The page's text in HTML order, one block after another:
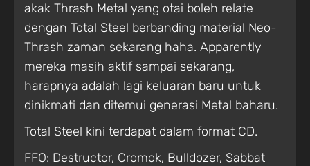
akak Thrash Metal yang otai boleh relate
dengan Total Steel berbanding material Neo-
Thrash zaman sekarang haha. Apparently
mereka masih aktif sampai sekarang,
harapnya adalah lagi keluaran baru untuk
dinikmati dan ditemui generasi Metal baharu.
Total Steel kini terdapat dalam format CD.
FFO: Destructor, Cromok, Bulldozer, Sabbat